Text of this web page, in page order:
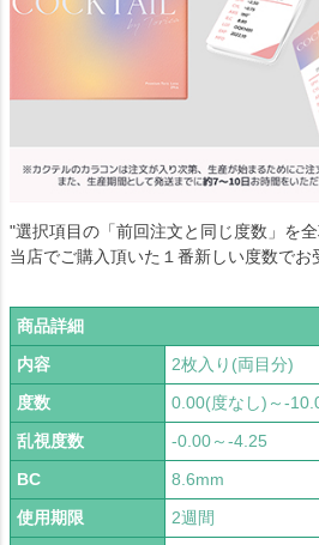
"選択項目の「前回注文と同じ度数」を
当店でご購入頂いた１番新しい度数でお
商品詳細
内容
2枚入り(両目分)
度数
0.00(度なし)～-
乱視度数
-0.00～-4.25
BC
8.6mm
使用期限
2週間